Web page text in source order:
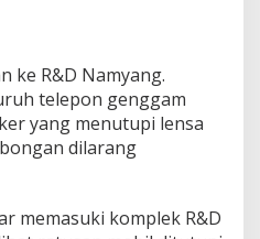
ke R&D Namyang.
telepon genggam
yang menutupi lensa
dilarang
memasuki komplek R&D